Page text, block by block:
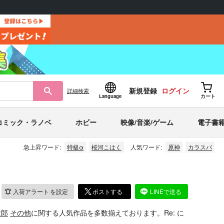
詳細検索
Language
新規登録 ログイン
カート
ミック・ラノベ ホビー 映像/音楽/ゲーム 電子書
急上昇ワード: 特級α 桜河こはく 人気ワード: 原神 カラスバ
入荷アラート を設定 ポストする LINEで送る
その他に関する人気作品を多数揃えております。Re: に